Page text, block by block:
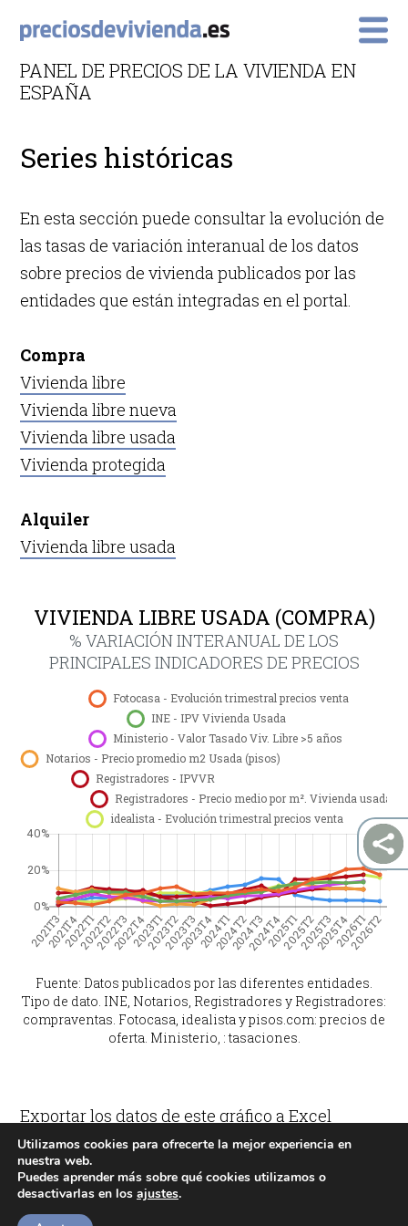
PANEL DE PRECIOS DE LA VIVIENDA EN
ESPAÑA
Primary Menu
Series históricas
En esta sección puede consultar la evolución de
las tasas de variación interanual de los datos
sobre precios de vivienda publicados por las
entidades que están integradas en el portal.
Compra
Vivienda libre
Vivienda libre nueva
Vivienda libre usada
Vivienda protegida
Alquiler
Vivienda libre usada
VIVIENDA LIBRE USADA (COMPRA)
% VARIACIÓN INTERANUAL DE LOS
PRINCIPALES INDICADORES DE PRECIOS
Fuente: Datos publicados por las diferentes entidades.
Tipo de dato. INE, Notarios, Registradores y Registradores:
compraventas. Fotocasa, idealista y pisos.com: precios de
oferta. Ministerio, : tasaciones.
Exportar los datos de este gráfico a Excel
Utilizamos cookies para ofrecerte la mejor experiencia en
nuestra web.
Puedes aprender más sobre qué cookies utilizamos o
desactivarlas en los ajustes.